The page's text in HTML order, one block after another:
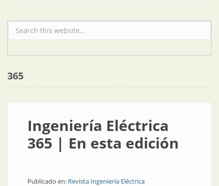
Formulario de búsqueda
365
Ingeniería Eléctrica
365 | En esta edición
Publicado en: Revista Ingeniería Eléctrica